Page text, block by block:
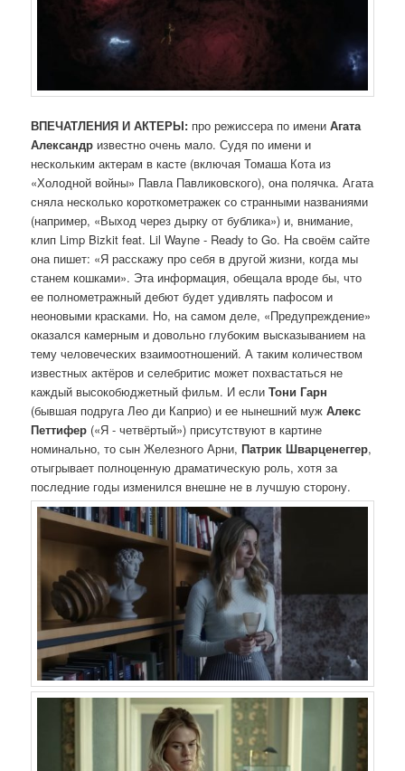
ВПЕЧАТЛЕНИЯ И АКТЕРЫ: про режиссера по имениАгата
Александр известно очень мало. Судя по имени и
нескольким актерам в касте (включая Томаша Кота из
«Холодной войны» Павла Павликовского), она полячка. Агата
сняла несколько короткометражек со странными названиями
(например, «Выход через дырку от бублика») и, внимание,
клип Limp Bizkit feat. Lil Wayne - Ready to Go. На своём сайте
она пишет: «Я расскажу про себя в другой жизни, когда мы
станем кошками». Эта информация, обещала вроде бы, что
ее полнометражный дебют будет удивлять пафосом и
неоновыми красками. Но, на самом деле, «Предупреждение»
оказался камерным и довольно глубоким высказыванием на
тему человеческих взаимоотношений. А таким количеством
известных актёров и селебритис может похвастаться не
каждый высокобюджетный фильм. И еслиТони Гарн
(бывшая подруга Лео ди Каприо) и ее нынешний мужАлекс
Петтифер («Я - четвёртый») присутствуют в картине
номинально, то сын Железного Арни,Патрик Шварценеггер,
отыгрывает полноценную драматическую роль, хотя за
последние годы изменился внешне не в лучшую сторону.